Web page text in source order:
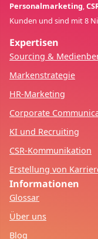
Personalmarketing,
Kunden und sind mit 8
Expertisen
Sourcing &
Markenstrategie
HR-Marketing
Corporate
KI und Recruiting
CSR-Kommunikation
Erstellung von
Informationen
Glossar
Über uns
Blog